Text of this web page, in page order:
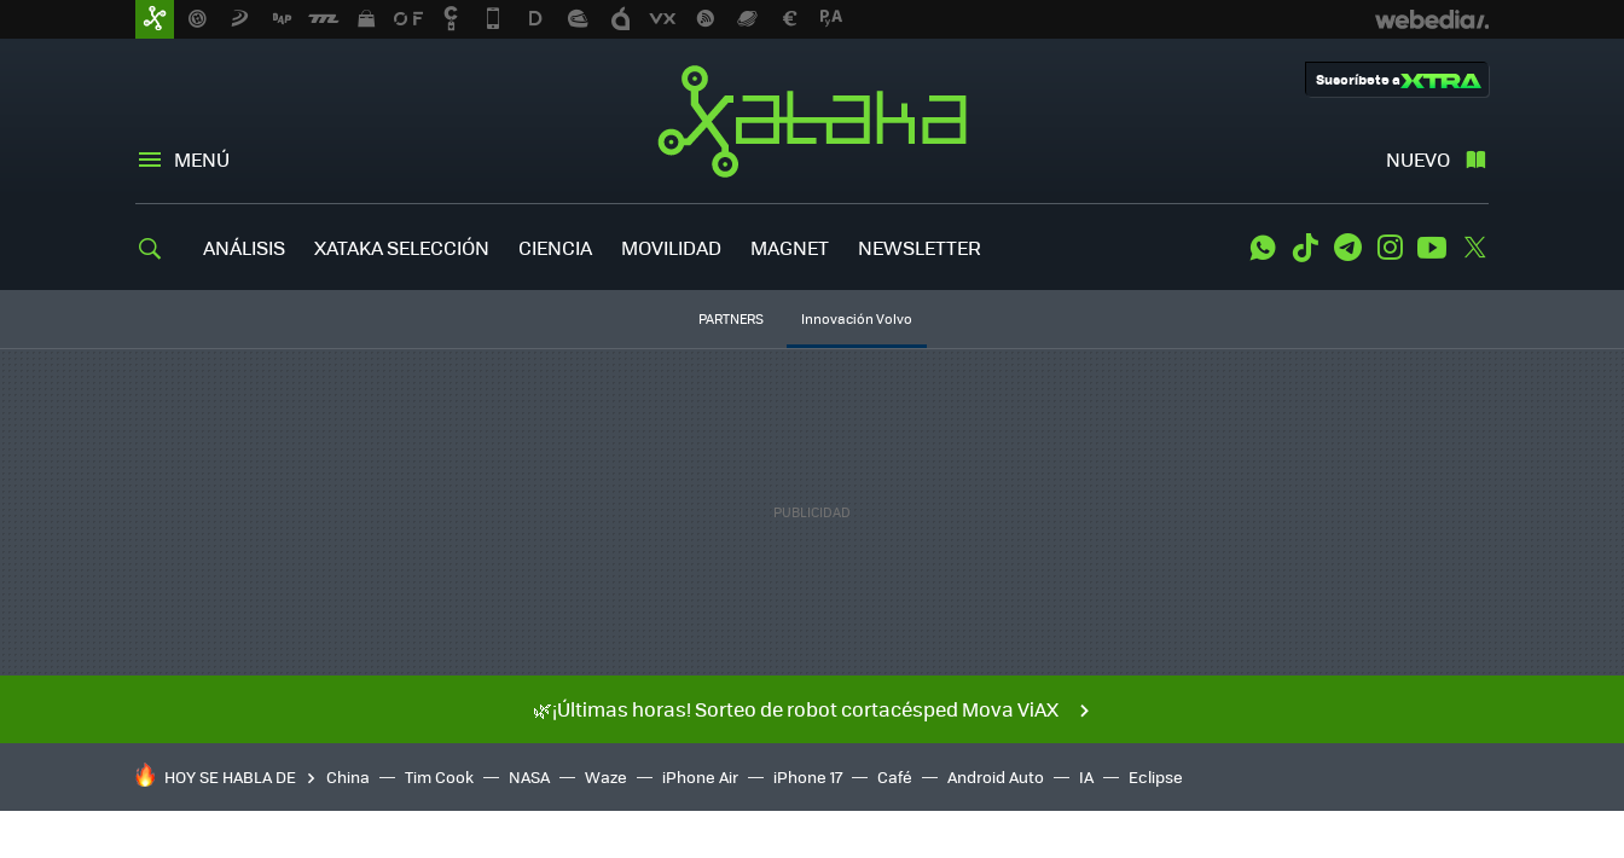
MENÚ NUEVO
Suscríbete a
ANÁLISIS XATAKA SELECCIÓN CIENCIA MOVILIDAD MAGNET NEWSLETTER WhatsApp
Tiktok TelegramInstagramYoutube
PARTNERS Innovación Volvo
🌿¡Últimas horas! Sorteo de robot cortacésped Mova ViAX
HOY SE HABLA DE China Tim Cook NASA Waze iPhone Air iPhone 17 Café Android Auto IA Eclipse